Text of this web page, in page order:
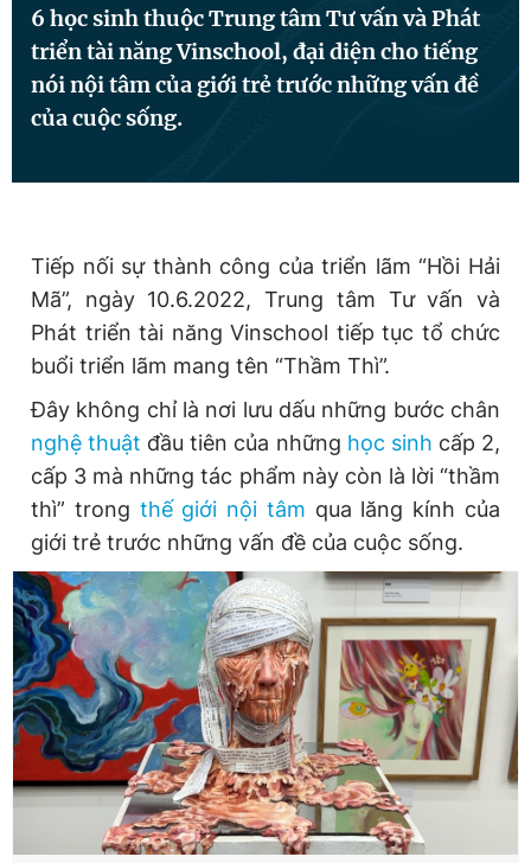
Đọc Thanh Niên trên điện thoại
Hotline
0906 645 777
Liên hệ quảng cáo
0908 780 404
Đặt báo Quảng cáo RSS Tòa soạn Chính sách bảo
Tổng biên tập: Nguyễn Ngọc Toàn
Phó tổng biên tập thường trực: Hải Thành
Phó tổng biên tập: Lâm Hiếu Dũng
Phó tổng biên tập: Trần Việt Hưng
Tổng thư ký tòa soạn: Đức Trung
Giấy phép xuất bản số 110/GP - BTTTT cấp ngày 24.3.2020
© 2003-2026 Bản quyền thuộc về Báo Thanh Niên. Cấm sao
chép dưới mọi hình thức nếu không có sự chấp thuận bằng văn
bản. Phát triển bởi ePi Technologies, JSC.
6 học sinh thuộc Trung tâm Tư vấn và Phát
triển tài năng Vinschool, đại diện cho tiếng
nói nội tâm của giới trẻ trước những vấn đề
của cuộc sống.
Tiếp nối sự thành công của triển lãm “Hồi Hải
Mã”, ngày 10.6.2022, Trung tâm Tư vấn và
Phát triển tài năng Vinschool tiếp tục tổ chức
buổi triển lãm mang tên “Thầm Thì”.
Đây không chỉ là nơi lưu dấu những bước chân
nghệ thuật đầu tiên của những học sinh cấp 2,
cấp 3 mà những tác phẩm này còn là lời “thầm
thì” trong thế giới nội tâm qua lăng kính của
giới trẻ trước những vấn đề của cuộc sống.